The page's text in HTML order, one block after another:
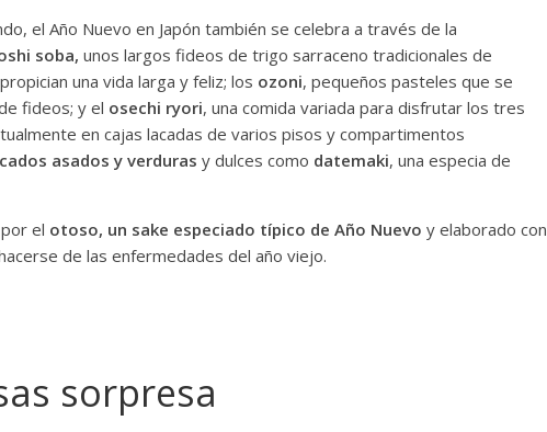
el Año Nuevo en Japón también se celebra a través de la
soba, unos largos fideos de trigo sarraceno tradicionales de
una vida larga y feliz; los ozoni, pequeños pasteles que se
fideos; y el osechi ryori, una comida variada para disfrutar los tres
en cajas lacadas de varios pisos y compartimentos
asados y verduras y dulces como datemaki, una especia de
el otoso, un sake especiado típico de Año Nuevo y elaborado con
de las enfermedades del año viejo.
sorpresa